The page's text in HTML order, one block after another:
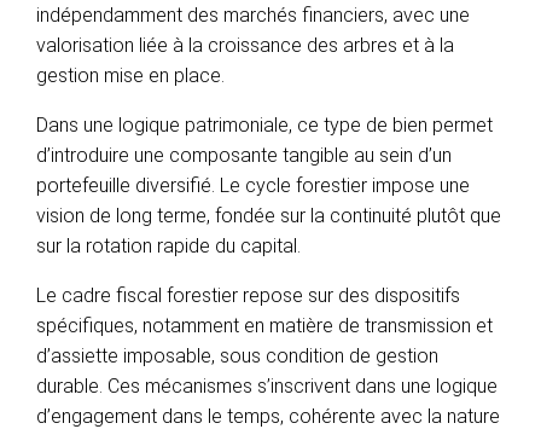
indépendamment des marchés financiers, avec une
valorisation liée à la croissance des arbres et à la
gestion mise en place.
Dans une logique patrimoniale, ce type de bien permet
d’introduire une composante tangible au sein d’un
portefeuille diversifié. Le cycle forestier impose une
vision de long terme, fondée sur la continuité plutôt que
sur la rotation rapide du capital.
Le cadre fiscal forestier repose sur des dispositifs
spécifiques, notamment en matière de transmission et
d’assiette imposable, sous condition de gestion
durable. Ces mécanismes s’inscrivent dans une logique
d’engagement dans le temps, cohérente avec la nature